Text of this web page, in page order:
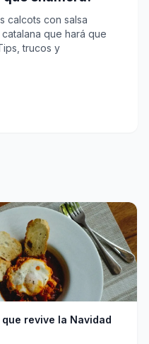
calcots con salsa
que hará que
trucos y
revive la Navidad